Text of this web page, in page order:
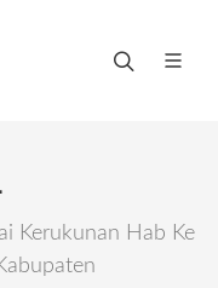
Kerukunan Hab Ke